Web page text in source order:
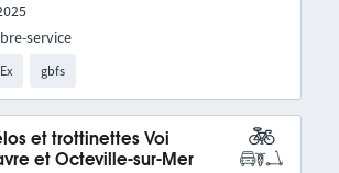
gbfs
service
et trottinettes Voi
et Octeville-sur-Mer